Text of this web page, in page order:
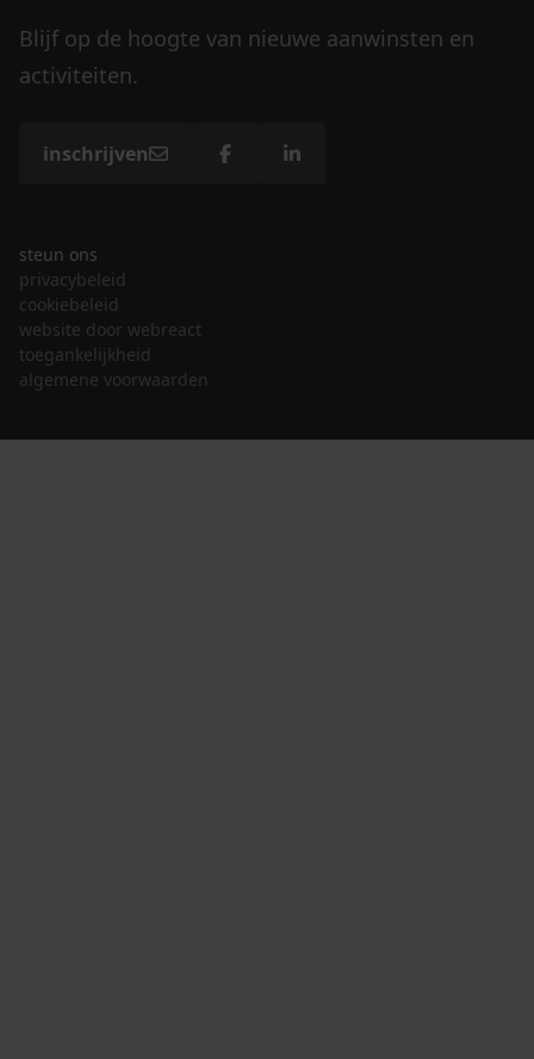
Blijf op de hoogte van nieuwe aanwinsten en
activiteiten.
inschrijven
steun ons
privacybeleid
cookiebeleid
website door webreact
toegankelijkheid
algemene voorwaarden